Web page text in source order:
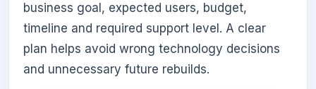
business goal, expected users, budget,
timeline and required support level. A clear
plan helps avoid wrong technology decisions
and unnecessary future rebuilds.